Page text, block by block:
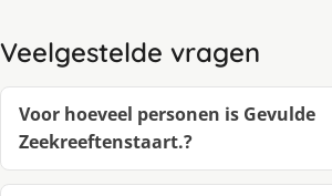
Veelgestelde vragen
Voor hoeveel personen is Gevulde
Zeekreeftenstaart.?